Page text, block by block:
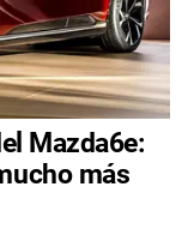
Mazda6e:
más